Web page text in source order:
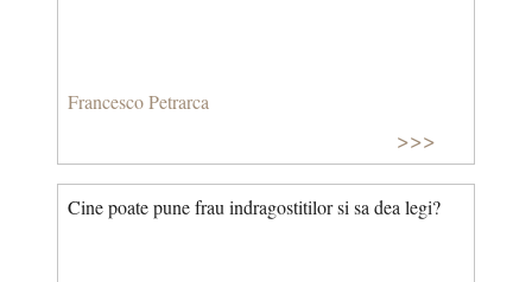
Francesco Petrarca
>>>
Cine poate pune frau indragostitilor si sa dea legi?